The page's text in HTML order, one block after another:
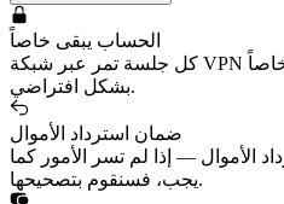
الحساب يبقى خاصاً
كل جلسة تمر عبر شبكة VPN محمية — نشاط حسابك يظل خاصاً
بشكل افتراضي.
ضمان استرداد الأموال
الأموال — إذا لم تسر الأمور كما
يجب، فسنقوم بتصحيحها.